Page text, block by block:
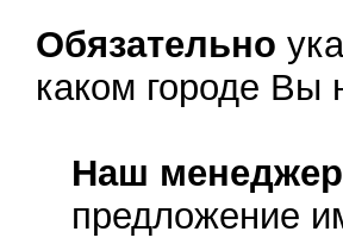
Обязательно
каком городе Вы
Наш менеджер
предложение